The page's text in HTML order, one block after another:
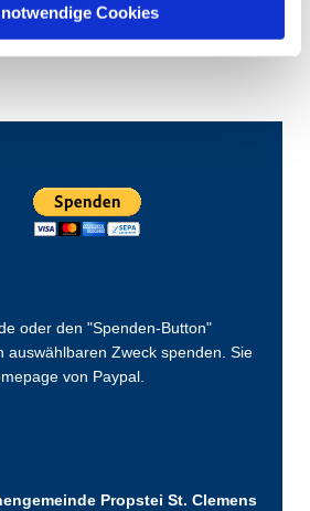
Cookies
oder den "Spenden-Button"
auswählbaren Zweck spenden. Sie
von Paypal.
Propstei St. Clemens